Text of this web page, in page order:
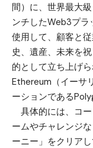
間）に、世界最大
ンチしたWeb3プ
使用して、顧客と
史、遺産、未来を
的として立ち上げ
Ethereum（イーサ
ーションである
具体的には、コ
ームやチャレンジ
ーニー」をクリア